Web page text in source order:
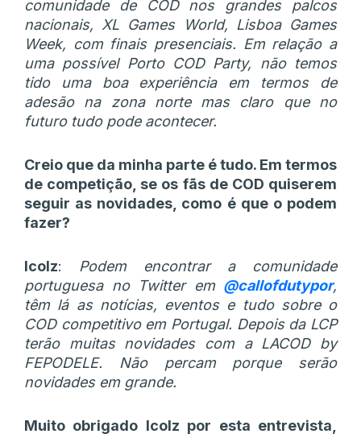
comunidade de COD nos grandes palcos
nacionais, XL Games World, Lisboa Games
Week, com finais presenciais. Em relação a
uma possível Porto COD Party, não temos
tido uma boa experiência em termos de
adesão na zona norte mas claro que no
futuro tudo pode acontecer.
Creio que da minha parte é tudo. Em termos
de competição, se os fãs de COD quiserem
seguir as novidades, como é que o podem
fazer?
Icolz: Podem encontrar a comunidade
portuguesa no Twitter em @callofdutypor,
têm lá as notícias, eventos e tudo sobre o
COD competitivo em Portugal. Depois da LCP
terão muitas novidades com a LACOD by
FEPODELE. Não percam porque serão
novidades em grande.
Muito obrigado Icolz por esta entrevista,